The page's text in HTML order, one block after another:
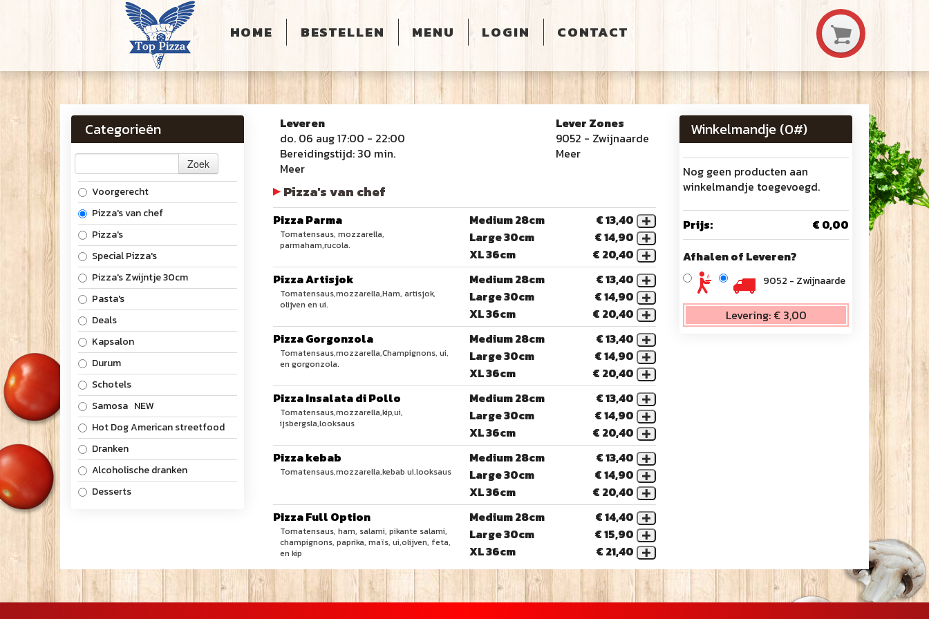
HOME BESTELLEN MENU LOGIN CONTACT
Categorieën
Zoek
Voorgerecht
Pizza's van chef
Pizza's
Special Pizza's
Pizza's Zwijntje 30cm
Pasta's
Deals
Kapsalon
Durum
Schotels
Samosa NEW
Hot Dog American streetfood
Dranken
Alcoholische dranken
Desserts
Leveren
do. 06 aug17:00 - 22:00
Bereidingstijd: 30 min.
Meer
Lever Zones
9052 - Zwijnaarde
Meer
Pizza's van chef
Pizza Parma
​Tomatensaus, mozzarella,
parmaham,rucola.
Medium 28cm
€ 13,40
Large 30cm
€ 14,90
XL 36cm
€ 20,40
Pizza Artisjok
Tomatensaus,mozzarella,Ham, artisjok,
olijven en ui.
Medium 28cm
€ 13,40
Large 30cm
€ 14,90
XL 36cm
€ 20,40
Pizza Gorgonzola
Tomatensaus,mozzarella,Champignons, ui,
en gorgonzola.
Medium 28cm
€ 13,40
Large 30cm
€ 14,90
XL 36cm
€ 20,40
Pizza Insalata di Pollo
Tomatensaus,mozzarella,kip,ui,​
ijsbergsla,looksaus
Medium 28cm
€ 13,40
Large 30cm
€ 14,90
XL 36cm
€ 20,40
Pizza kebab
Tomatensaus,mozzarella,kebab ui,looksaus
Medium 28cm
€ 13,40
Large 30cm
€ 14,90
XL 36cm
€ 20,40
Pizza Full Option
Tomatensaus, ham, salami, pikante salami,
champignons, paprika, maïs, ui,olijven, feta, ​
en kip
Medium 28cm
€ 14,40
Large 30cm
€ 15,90
XL 36cm
€ 21,40
Winkelmandje (0#)
Nog geen producten aan
winkelmandje toegevoegd.
Prijs:
€ 0,00
Afhalen of Leveren?
9052 - Zwijnaarde
Levering: € 3,00